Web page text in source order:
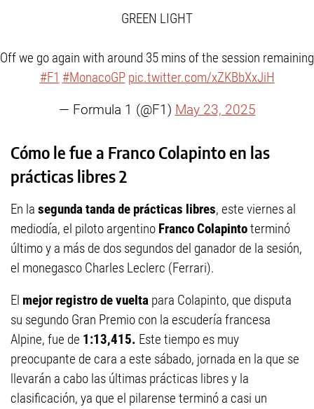
GREEN LIGHT
Off we go again with around 35 mins of the session remaining
#F1 #MonacoGP pic.twitter.com/xZKBbXxJiH
— Formula 1 (@F1) May 23, 2025
Cómo le fue a Franco Colapinto en las
prácticas libres 2
En la segunda tanda de prácticas libres, este viernes al
mediodía, el piloto argentino Franco Colapintoterminó
último y a más de dos segundos del ganador de la sesión,
el monegasco Charles Leclerc (Ferrari).
El mejor registro de vuelta para Colapinto, que disputa
su segundo Gran Premio con la escudería francesa
Alpine, fue de 1:13,415. Este tiempo es muy
preocupante de cara a este sábado, jornada en la que se
llevarán a cabo las últimas prácticas libres y la
clasificación, ya que el pilarense terminó a casi un